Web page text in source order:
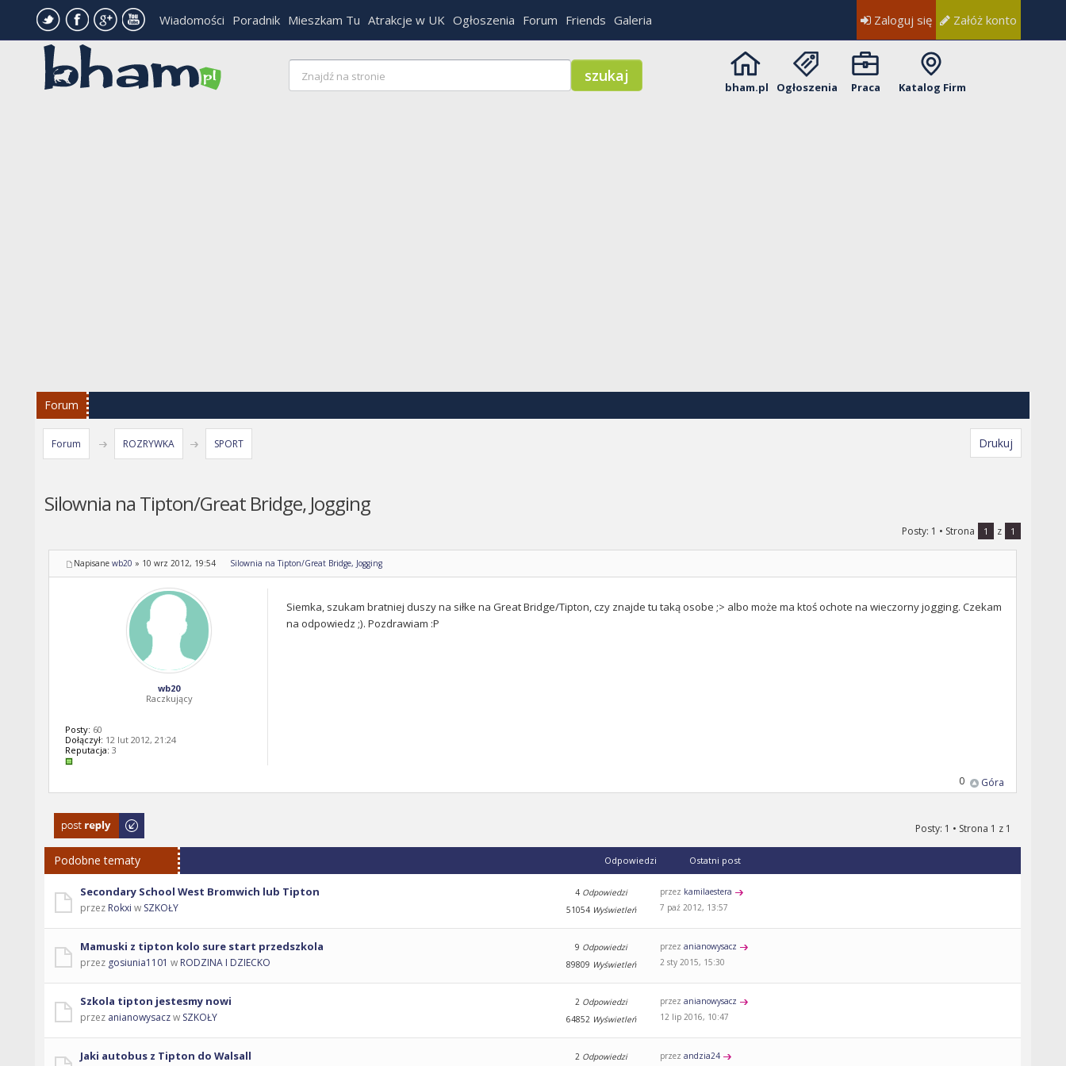
Wiadomości Poradnik Mieszkam Tu Atrakcje w UK Ogłoszenia Forum Friends Galeria Zaloguj się Załóż konto
bham.pl Ogłoszenia Praca Katalog Firm
Forum
Forum ROZRYWKA SPORT Drukuj
Silownia na Tipton/Great Bridge, Jogging
Posty: 1 • Strona 1 z 1
Napisane wb20 » 10 wrz 2012, 19:54 Silownia na Tipton/Great Bridge, Jogging
Siemka, szukam bratniej duszy na siłke na Great Bridge/Tipton, czy znajde tu taką osobe ;> albo może ma ktoś ochote na wieczorny jogging. Czekam
na odpowiedz ;). Pozdrawiam :P
wb20
Raczkujący
Posty: 60
Dołączył: 12 lut 2012, 21:24
Reputacja: 3
Góra
0
Odpowiedz
Posty: 1 • Strona 1 z 1
Podobne tematy Odpowiedzi Ostatni post
Secondary School West Bromwich lub Tipton
przez Rokxi w SZKOŁY
4 Odpowiedzi
51054 Wyświetleń
przez kamilaestera
7 paź 2012, 13:57
Mamuski z tipton kolo sure start przedszkola
przez gosiunia1101 w RODZINA I DZIECKO
9 Odpowiedzi
89809 Wyświetleń
przezanianowysacz
2 sty 2015, 15:30
Szkola tipton jestesmy nowi
przez anianowysaczw SZKOŁY
2 Odpowiedzi
64852 Wyświetleń
przezanianowysacz
12 lip 2016, 10:47
Jaki autobus z Tipton do Walsall 2 Odpowiedzi
przezandzia24